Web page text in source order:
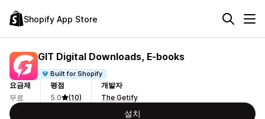
Shopify App Store
GIT Digital Downloads, E‑books
Built for Shopify
요금제
무료
평점
5.0
(10)
개발자
The Getify
설치